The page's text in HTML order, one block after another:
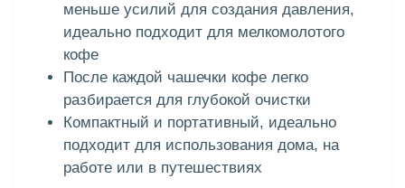
меньше усилий для создания давления,
идеально подходит для мелкомолотого
кофе
После каждой чашечки кофе легко
разбирается для глубокой очистки
Компактный и портативный, идеально
подходит для использования дома, на
работе или в путешествиях